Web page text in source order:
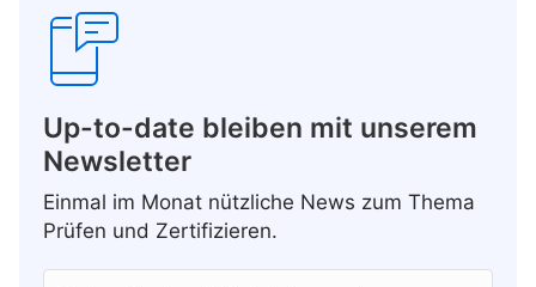
Up-to-date bleiben mit unserem
Newsletter
Einmal im Monat nützliche News zum Thema
Prüfen und Zertifizieren.